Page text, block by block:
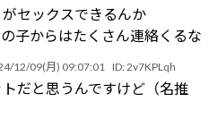
セックスできるんか
子からはたくさん連絡くるな
12/09(月) 09:07:01 ID:2v7KPLqh
だと思うんですけど（名推